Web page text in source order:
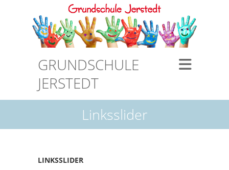
GRUNDSCHULE
JERSTEDT
Linksslider
LINKSSLIDER